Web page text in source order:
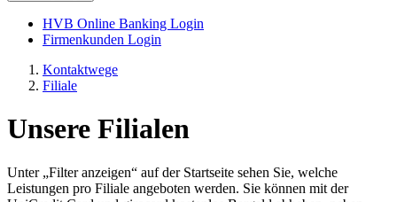
HVB Online Banking Login
Firmenkunden Login
Kontaktwege
Filiale
Unsere Filialen
Unter „Filter anzeigen“ auf der Startseite sehen Sie, welche
Leistungen pro Filiale angeboten werden. Sie können mit der